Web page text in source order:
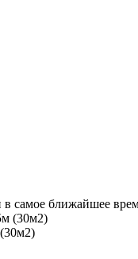
ближайшее